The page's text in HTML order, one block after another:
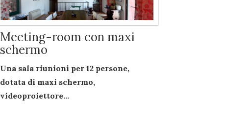
Meeting-room con maxi
schermo
Una sala riunioni per 12 persone,
dotata di maxi schermo,
videoproiettore...